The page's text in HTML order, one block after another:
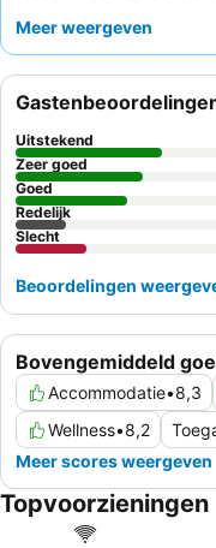
champagne. Gasten
attentheid. Voor een
een kamer op een
superieur uitzicht.
Meer weergeven
Bovengemiddeld
Accommodatie•8,3
Wellness•8,2
Meer scores weergeven
Uitstekend
Zeer goed
Goed
Redelijk
Slecht
Beoordelingen
Topvoorzieningen